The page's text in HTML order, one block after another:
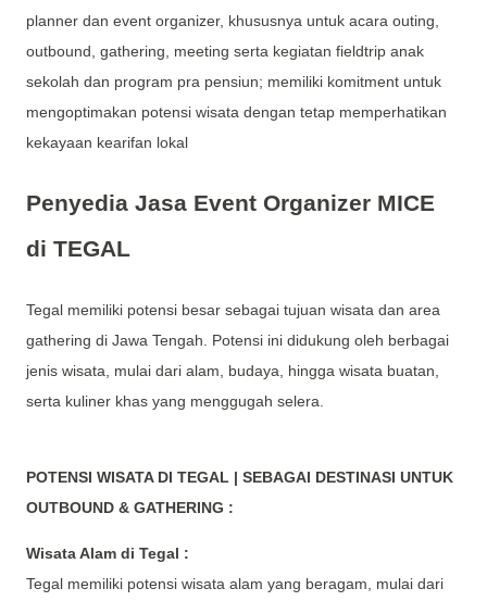
planner dan event organizer, khususnya untuk acara outing,
outbound, gathering, meeting serta kegiatan fieldtrip anak
sekolah dan program pra pensiun; memiliki komitment untuk
mengoptimakan potensi wisata dengan tetap memperhatikan
kekayaan kearifan lokal
Penyedia Jasa Event Organizer MICE
di TEGAL
Tegal memiliki potensi besar sebagai tujuan wisata dan area
gathering di Jawa Tengah. Potensi ini didukung oleh berbagai
jenis wisata, mulai dari alam, budaya, hingga wisata buatan,
serta kuliner khas yang menggugah selera.
POTENSI WISATA DI TEGAL | SEBAGAI DESTINASI UNTUK
OUTBOUND & GATHERING :
Wisata Alam di Tegal :
Tegal memiliki potensi wisata alam yang beragam, mulai dari